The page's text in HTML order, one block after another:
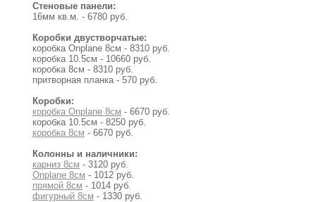
Стеновые панели:
16мм кв.м. - 6780 руб.
Коробки двустворчатые:
коробка Onplane 8см - 8310 руб.
коробка 10.5см - 10660 руб.
коробка 8см - 8310 руб.
притворная планка - 570 руб.
Коробки:
коробка Onplane 8см - 6670 руб.
коробка 10.5см - 8250 руб.
коробка 8см - 6670 руб.
Колонны и наличники:
карниз 8см - 3120 руб.
Onplane 8см - 1012 руб.
прямой 8см - 1014 руб.
фигурный 8см - 1330 руб.